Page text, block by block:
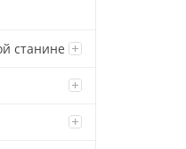
станине